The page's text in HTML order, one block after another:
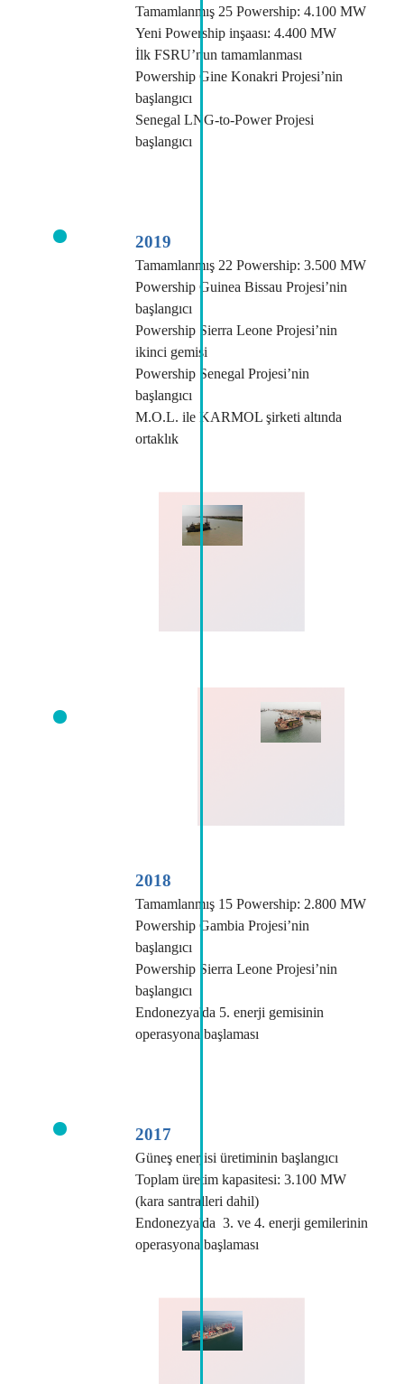
Tamamlanmış 25 Powership: 4.100 MW
Yeni Powership inşaası: 4.400 MW
İlk FSRU’nun tamamlanması
Powership Gine Konakri Projesi’nin
başlangıcı
Senegal LNG-to-Power Projesi
başlangıcı
2019
Tamamlanmış 22 Powership: 3.500 MW
Powership Guinea Bissau Projesi’nin
başlangıcı
Powership Sierra Leone Projesi’nin
ikinci gemisi
Powership Senegal Projesi’nin
başlangıcı
M.O.L. ile KARMOL şirketi altında
ortaklık
2018
Tamamlanmış 15 Powership: 2.800 MW
Powership Gambia Projesi’nin
başlangıcı
Powership Sierra Leone Projesi’nin
başlangıcı
Endonezya'da 5. enerji gemisinin
operasyona başlaması
2017
Güneş enerjisi üretiminin başlangıcı
Toplam üretim kapasitesi: 3.100 MW
(kara santralleri dahil)
Endonezya'da 3. ve 4. enerji gemilerinin
operasyona başlaması